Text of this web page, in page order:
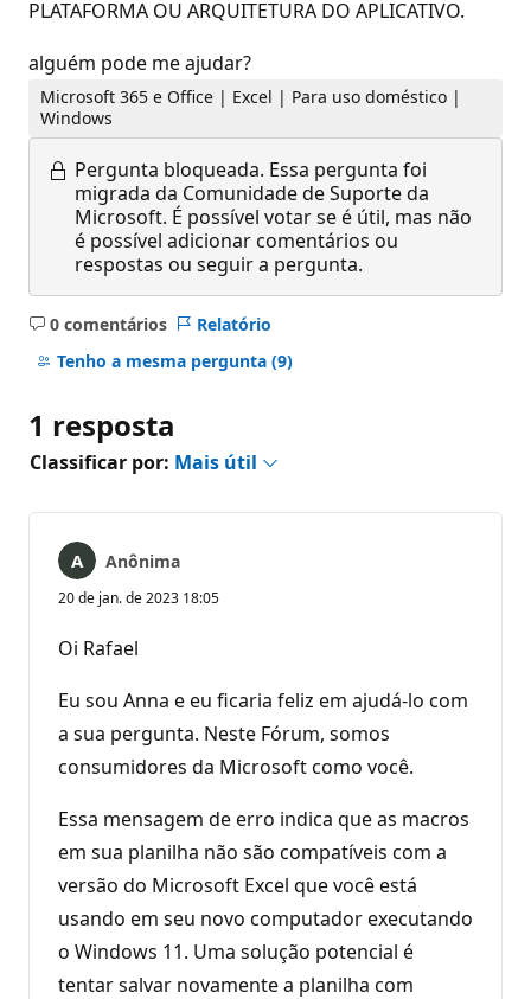
PLATAFORMA OU ARQUITETURA DO APLICATIVO.
alguém pode me ajudar?
Microsoft 365 e Office | Excel | Para uso doméstico |
Windows
Pergunta bloqueada. Essa pergunta foi
migrada da Comunidade de Suporte da
Microsoft. É possível votar se é útil, mas não
é possível adicionar comentários ou
respostas ou seguir a pergunta.
0 comentários
Sem
comentários
Relatório
Tenho a mesma pergunta (9)
1 resposta
Classificar por: Mais útil
Anônima
20 de jan. de 2023 18:05
Oi Rafael
Eu sou Anna e eu ficaria feliz em ajudá-lo com
a sua pergunta. Neste Fórum, somos
consumidores da Microsoft como você.
Essa mensagem de erro indica que as macros
em sua planilha não são compatíveis com a
versão do Microsoft Excel que você está
usando em seu novo computador executando
o Windows 11. Uma solução potencial é
tentar salvar novamente a planilha com